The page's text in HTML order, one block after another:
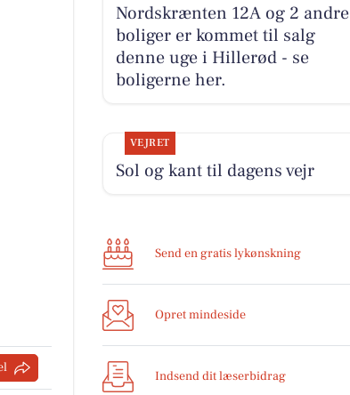
Nordskrænten 12A og 2 andre
boliger er kommet til salg
denne uge i Hillerød - se
boligerne her.
VEJRET
Sol og kant til dagens vejr
Send en gratis lykønskning
Opret mindeside
Indsend dit læserbidrag